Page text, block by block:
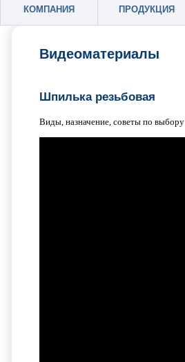
КОМПАНИЯ ПРОДУКЦИЯ
Видеоматериалы
Шпилька резьбовая
Виды, назначение, советы по выбору